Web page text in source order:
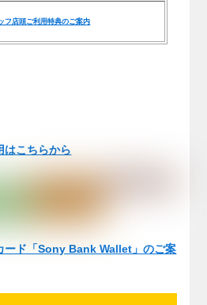
フ店頭ご利用特典のご案内
こちらから
ード「Sony Bank Wallet」のご案